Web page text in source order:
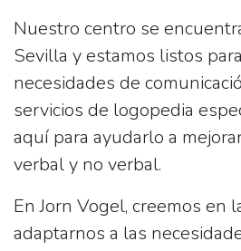
Nuestro centro se
Sevilla y estamos listos
necesidades de
servicios de logopedia
aquí para ayudarlo a
verbal y no verbal.
En Jorn Vogel, creemos en
adaptarnos a las